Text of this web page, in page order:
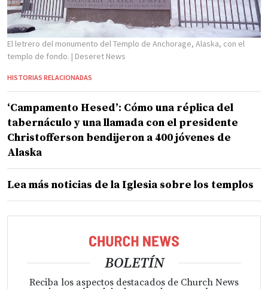
El letrero del monumento del Templo de Anchorage, Alaska, con el
templo de fondo. | Deseret News
HISTORIAS RELACIONADAS
‘Campamento Hesed’: Cómo una réplica del
tabernáculo y una llamada con el presidente
Christofferson bendijeron a 400 jóvenes de
Alaska
Lea más noticias de la Iglesia sobre los templos
BOLETÍN
Reciba los aspectos destacados de Church News